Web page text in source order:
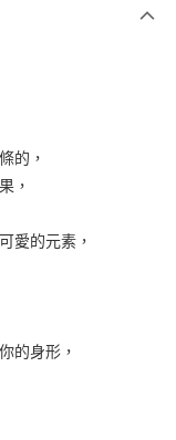
用無須另外申請。
止日，確認付款後即完
認頁面所載為準。
通過，訂單將自動取
月結算日後寄送繳費提
大直營門市／銀行轉
本公司）所提供，讓
交帳款。
方式。 讓您購物簡單
至「AFTEE先享後付」
結，可透過四大超商／
完成。
需要取消訂單，請聯絡
的，
，
愛的元素，
的身形，